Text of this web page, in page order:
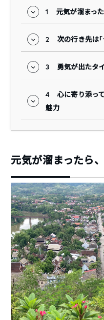
1 元気が溜まっ
2 次の行き先は
3 勇気が出たタ
4
心に寄り添っ
魅力
元気が溜まったら